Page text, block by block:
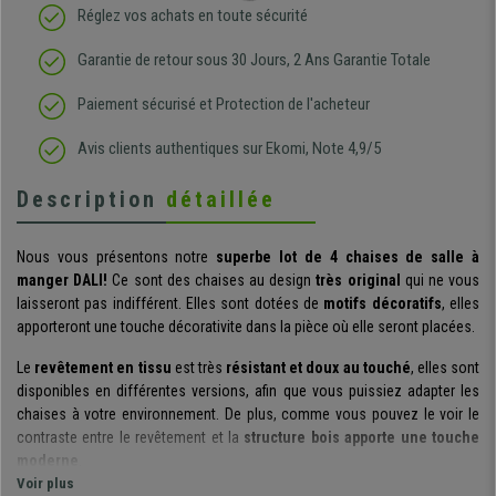
Réglez vos achats en toute sécurité
Garantie de retour sous 30 Jours, 2 Ans Garantie Totale
Paiement sécurisé et Protection de l'acheteur
Avis clients authentiques sur Ekomi, Note 4,9/5
Description détaillée
Nous vous présentons notre superbe lot de 4 chaises de salle à
manger DALI! Ce sont des chaises au designtrès original
qui ne vous
laisseront pas indifférent. Elles sont dotées de motifs décoratifs, elles
apporteront une touche décorativite dans la pièce où elle seront placées.
Le revêtement en tissu est très résistant et doux au touché, elles sont
disponibles en différentes versions, afin que vous puissiez adapter les
chaises à votre environnement. De plus, comme vous pouvez le voir le
contraste entre le revêtement et la structure bois apporte une touche
moderne
Voir plus